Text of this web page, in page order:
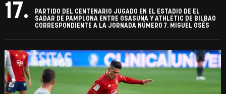
17.
PARTIDO DEL CENTENARIO JUGADO EN EL ESTADIO DE EL
SADAR DE PAMPLONA ENTRE OSASUNA Y ATHLETIC DE BILBAO
CORRESPONDIENTE A LA JORNADA NÚMERO 7. MIGUEL OSÉS